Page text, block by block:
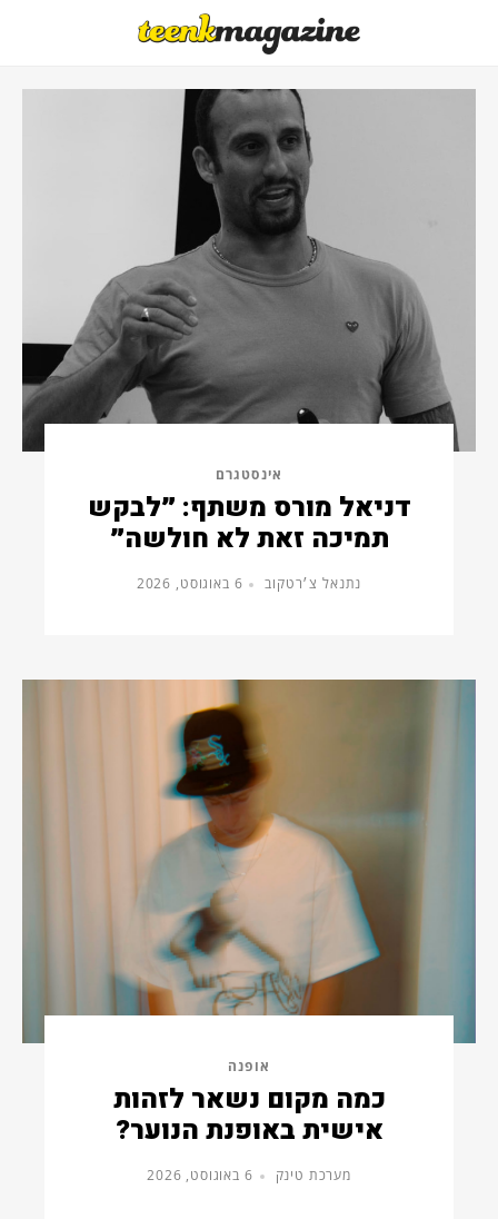
אינסטגרם
דניאל מורס משתף: ״לבקש
תמיכה זאת לא חולשה״
נתנאל צ׳רטקוב 6 באוגוסט, 2026
אופנה
כמה מקום נשאר לזהות
אישית באופנת הנוער?
מערכת טינק 6 באוגוסט, 2026